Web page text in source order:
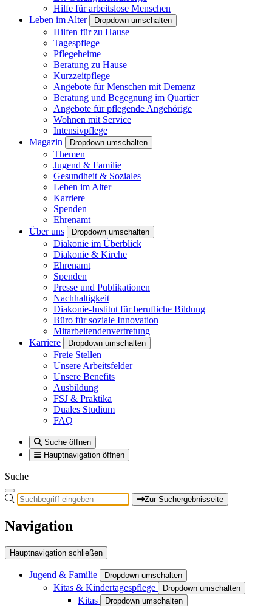
Hilfe für arbeitslose Menschen
Leben im Alter
Dropdown umschalten
Hilfen für zu Hause
Tagespflege
Pflegeheime
Beratung zu Hause
Kurzzeitpflege
Angebote für Menschen mit Demenz
Beratung und Begegnung im Quartier
Angebote für pflegende Angehörige
Wohnen mit Service
Intensivpflege
Magazin
Dropdown umschalten
Themen
Jugend & Familie
Gesundheit & Soziales
Leben im Alter
Karriere
Spenden
Ehrenamt
Über uns
Dropdown umschalten
Diakonie im Überblick
Diakonie & Kirche
Ehrenamt
Spenden
Presse und Publikationen
Nachhaltigkeit
Diakonie-Institut für berufliche Bildung
Büro für soziale Innovation
Mitarbeitendenvertretung
Karriere
Dropdown umschalten
Freie Stellen
Unsere Arbeitsfelder
Unsere Benefits
Ausbildung
FSJ & Praktika
Duales Studium
FAQ
Suche öffnen
Hauptnavigation öffnen
Suche
Zur Suchergebnisseite
Navigation
Hauptnavigation schließen
Jugend & Familie Dropdown umschalten
Kitas & Kindertagespflege Dropdown umschalten
Kitas Dropdown umschalten